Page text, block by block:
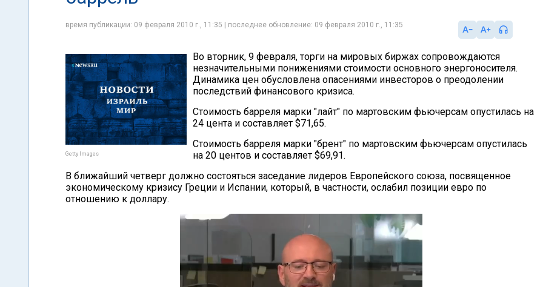
время публикации: 09 февраля 2010 г., 11:35 | последнее обновление: 09 февраля 2010 г., 11:35
Getty Images
Во вторник, 9 февраля, торги на мировых биржах сопровождаются
незначительными понижениями стоимости основного энергоносителя.
Динамика цен обусловлена опасениями инвесторов о преодолении
последствий финансового кризиса.
Стоимость барреля марки "лайт" по мартовским фьючерсам опустилась на
24 цента и составляет $71,65.
Стоимость барреля марки "брент" по мартовским фьючерсам опустилась
на 20 центов и составляет $69,91.
В ближайший четверг должно состояться заседание лидеров Европейского союза, посвященное
экономическому кризису Греции и Испании, который, в частности, ослабил позиции евро по
отношению к доллару.